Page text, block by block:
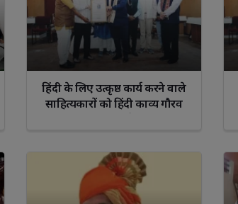
हिंदी के लिए उत्कृष्ठ कार्य करने वाले
साहित्यकारों को हिंदी काव्य गौरव